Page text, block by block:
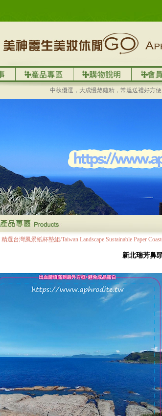
中秋優選，大成慢熬雞精，常溫送禮好方便～
精選台灣風景紙杯墊組/Taiwan Landscape Sustainable Paper
新北瑞芳鼻